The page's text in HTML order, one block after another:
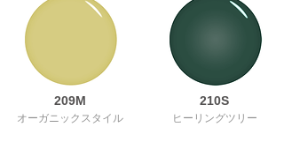
209M
オーガニックスタイル
210S
ヒーリングツリー